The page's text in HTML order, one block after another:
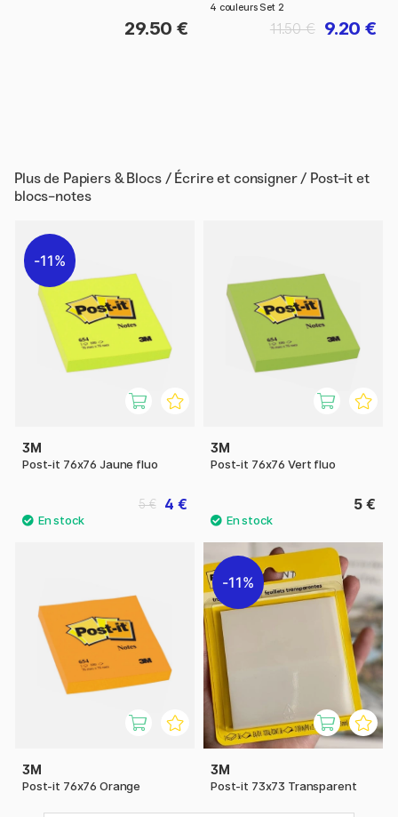
29.50 €
4 couleurs Set 2
9.20 €
11.50 €
Plus de Papiers & Blocs / Écrire et consigner / Post-it et
blocs-notes
11%
3M
Post-it 76x76 Jaune fluo
4 €
5 €
3M
Post-it 76x76 Vert fluo
5 €
3M
Post-it 76x76 Orange
11%
3M
Post-it 73x73 Transparent